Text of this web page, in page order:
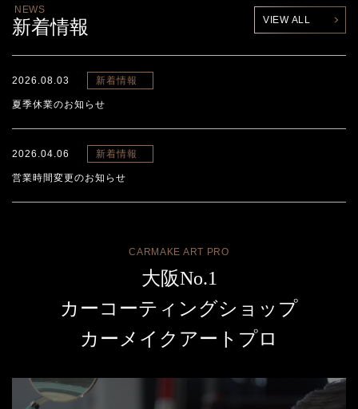
NEWS
新着情報 VIEW ALL
2026.08.03 新着情報
夏季休業のお知らせ
2026.04.06 新着情報
営業時間変更のお知らせ
CARMAKE ART PRO
大阪No.1
カーコーティングショップ
カーメイクアートプロ